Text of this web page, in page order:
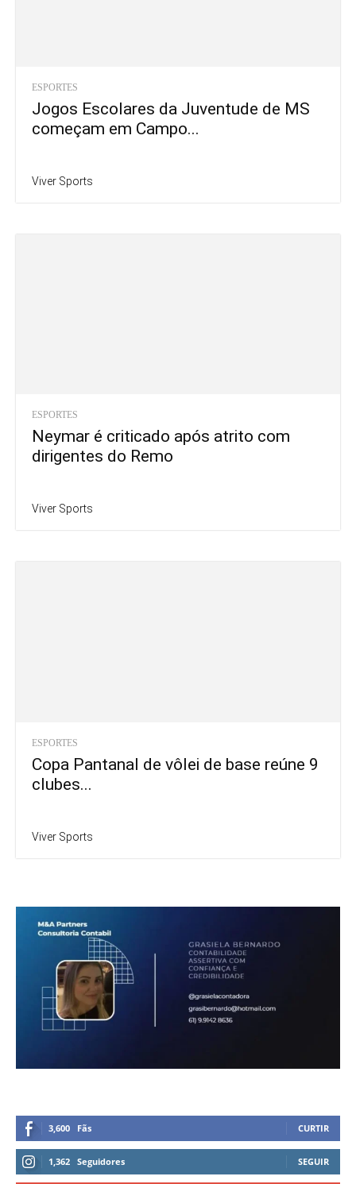
ESPORTES
Jogos Escolares da Juventude de MS
começam em Campo...
Viver Sports
ESPORTES
Neymar é criticado após atrito com
dirigentes do Remo
Viver Sports
ESPORTES
Copa Pantanal de vôlei de base reúne 9
clubes...
Viver Sports
3,600 Fãs CURTIR
1,362 Seguidores SEGUIR